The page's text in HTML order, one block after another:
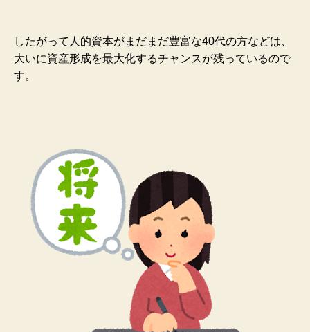
したがって人的資本がまだまだ豊富な40代の方などは、
大いに資産形成を最大化するチャンスが残っているので
す。